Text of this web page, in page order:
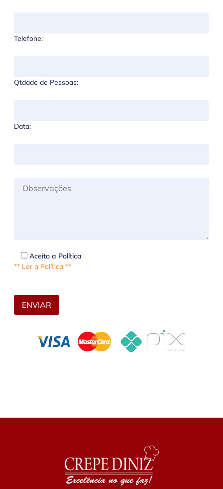
Telefone:
Qtdade de Pessoas:
Data:
Aceito a Política
** Ler a Política **